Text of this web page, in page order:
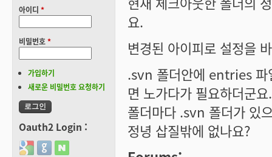
요.
변경된 아이피로 설정을
.svn 폴더안에 entries 파
면 노가다가 필요하더군요.
폴더마다 .svn 폴더가 있
정녕 삽질밖에 없나요?
아이디 *
비밀번호*
가입하기
새로운 비밀번호 요청하기
Oauth2 Login :
Login with Google
Login with GitHub
Login with Naver